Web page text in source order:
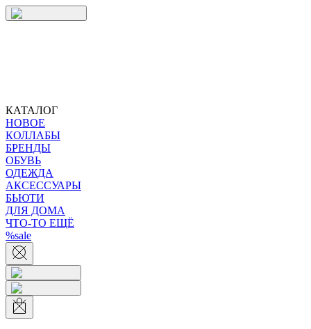
КАТАЛОГ
НОВОЕ
КОЛЛАБЫ
БРЕНДЫ
ОБУВЬ
ОДЕЖДА
АКСЕССУАРЫ
БЬЮТИ
ДЛЯ ДОМА
ЧТО-ТО ЕЩЁ
%sale